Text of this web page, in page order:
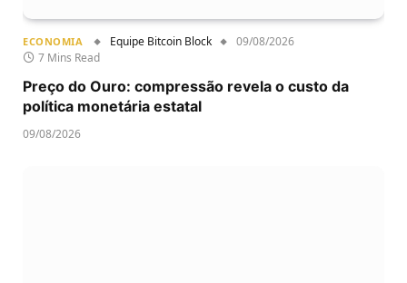
ECONOMIA Equipe Bitcoin Block
09/08/2026
7 Mins Read
Preço do Ouro: compressão revela o custo da
política monetária estatal
09/08/2026